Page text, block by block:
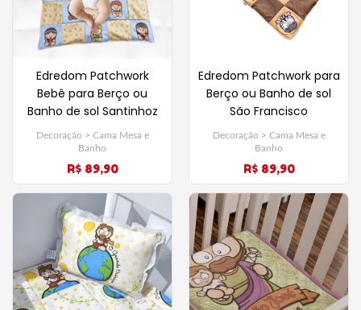
Edredom Patchwork
Bebê para Berço ou
Banho de sol Santinhoz
Baby - Azul
Decoração > Cama Mesa e
Banho
R$ 89,90
Edredom Patchwork para
Berço ou Banho de sol
São Francisco
Decoração > Cama Mesa e
Banho
R$ 89,90